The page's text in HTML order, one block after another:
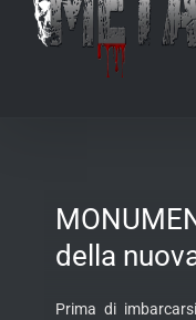
della
Prima di